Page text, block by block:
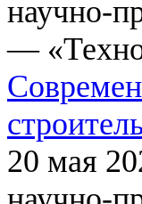
научно-
—
20 мая